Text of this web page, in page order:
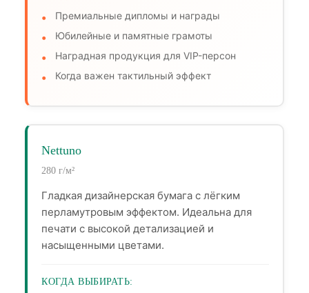
Премиальные дипломы и награды
Юбилейные и памятные грамоты
Наградная продукция для VIP-персон
Когда важен тактильный эффект
Nettuno
280 г/м²
Гладкая дизайнерская бумага с лёгким
перламутровым эффектом. Идеальна для
печати с высокой детализацией и
насыщенными цветами.
КОГДА ВЫБИРАТЬ: